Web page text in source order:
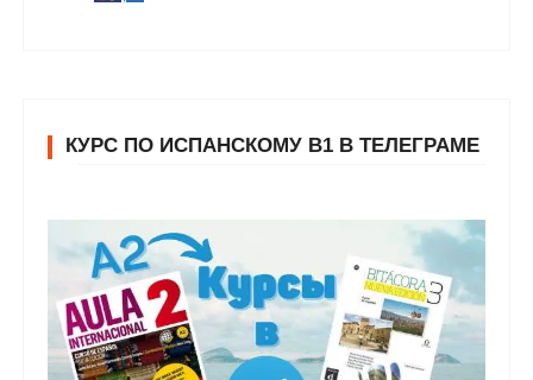
КУРС ПО ИСПАНСКОМУ В1 В ТЕЛЕГРАМЕ